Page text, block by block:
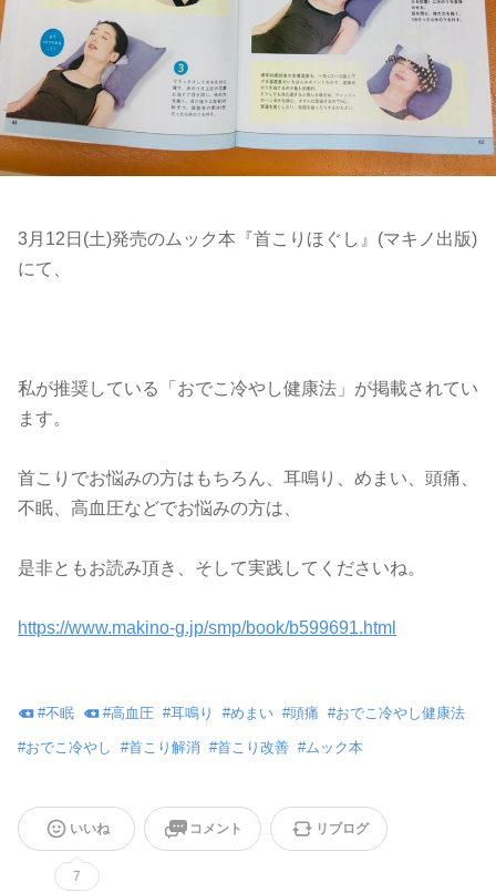
3月12日(土)発売のムック本『首こりほぐし』(マキノ出版)
にて、
私が推奨している「おでこ冷やし健康法」が掲載されてい
ます。
首こりでお悩みの方はもちろん、耳鳴り、めまい、頭痛、
不眠、高血圧などでお悩みの方は、
是非ともお読み頂き、そして実践してくださいね。
https://www.makino-g.jp/smp/book/b599691.html
#不眠 #高血圧 #耳鳴り #めまい #頭痛 #おでこ冷やし健康法
#おでこ冷やし #首こり解消 #首こり改善 #ムック本
いいね
7
コメント リブログ